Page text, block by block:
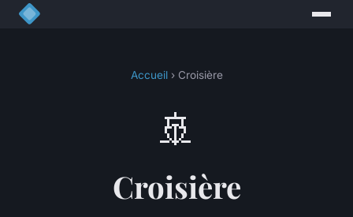
Accueil› Croisière
🚢
Croisière